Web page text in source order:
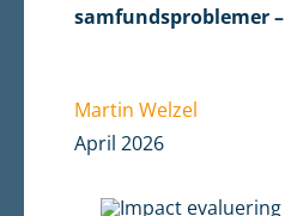
samfundsproblemer
Martin Welzel
April 2026